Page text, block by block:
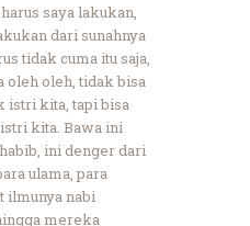
saya lakukan,
dari sunahnya
tidak cuma itu saja,
oleh oleh, tidak bisa
istri kita, tapi bisa
kita. Bawa ini
ini denger dari
ulama, para
ilmunya nabi
mereka